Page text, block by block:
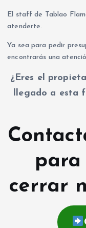
El staff de Tablao
atenderte.
Ya sea para pedir
encontrarás una
¿Eres el
llegado a esta
para
cerrar